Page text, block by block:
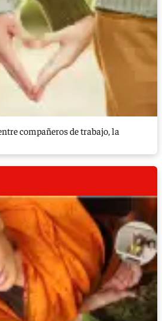
compañeros de trabajo, la